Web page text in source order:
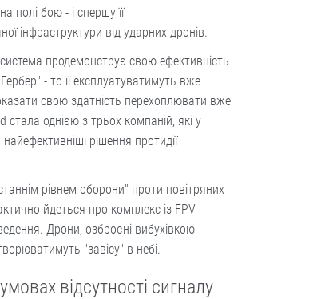
полі бою - і спершу її
інфраструктури від ударних дронів.
продемонструє свою ефективність
- то її експлуатуватимуть вже
свою здатність перехоплювати вже
стала однією з трьох компаній, які у
рішення протидії
рівнем оборони" проти повітряних
йдеться про комплекс із FPV-
Дрони, озброєні вибухівкою
"завісу" в небі.
відсутності сигналу